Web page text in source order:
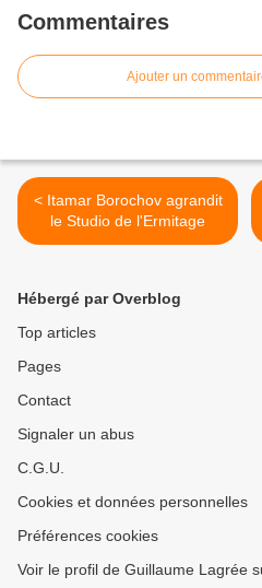
Commentaires
Ajouter un
< Itamar Borochov agrandit
le Studio de l'Ermitage
Hébergé par Overblog
Top articles
Pages
Contact
Signaler un abus
C.G.U.
Cookies et données personnelles
Préférences cookies
Voir le profil de Guillaume Lagrée